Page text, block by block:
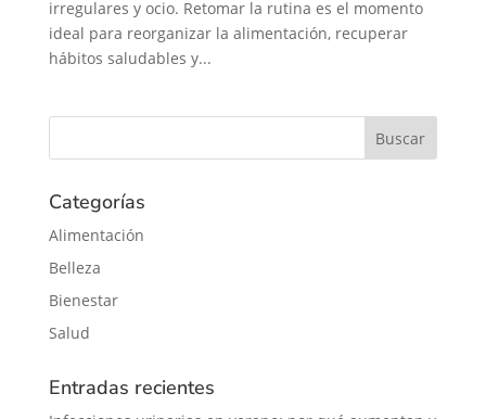
irregulares y ocio. Retomar la rutina es el momento
ideal para reorganizar la alimentación, recuperar
hábitos saludables y...
Categorías
Alimentación
Belleza
Bienestar
Salud
Entradas recientes